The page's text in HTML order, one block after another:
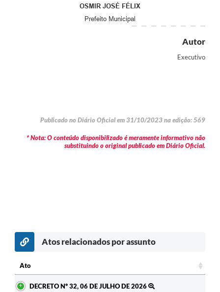
OSMIR JOSÉ FÉLIX
Prefeito Municipal
Autor
Executivo
Publicado no Diário Oficial em 31/10/2023 na edição: 569
* Nota: O conteúdo disponibilizado é meramente informativo não
substituindo o original publicado em Diário Oficial.
Atos relacionados por assunto
Ato
DECRETO Nº 32, 06 DE JULHO DE 2026